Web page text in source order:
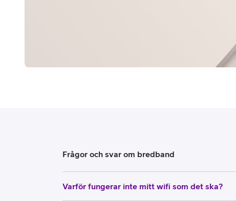
Frågor och svar om bredband
Varför fungerar inte mitt wifi som det ska?